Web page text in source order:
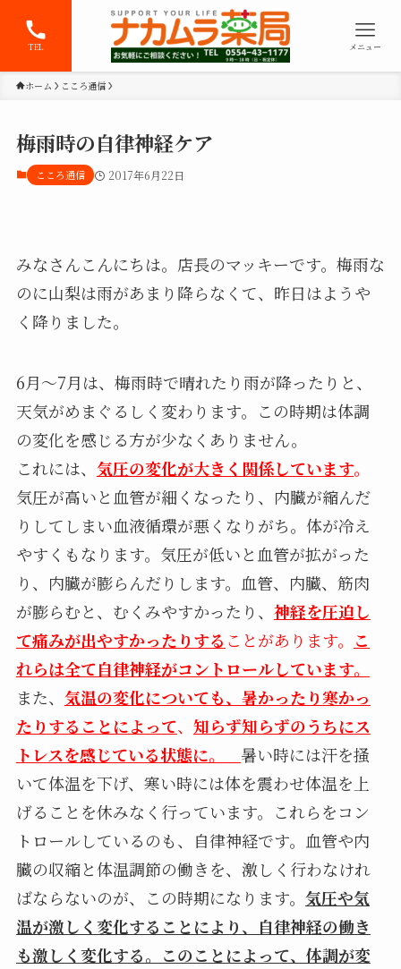
TEL メニュー
ホーム こころ通信
梅雨時の自律神経ケア
こころ通信 2017年6月22日
みなさんこんにちは。店長のマッキーです。梅雨な
のに山梨は雨があまり降らなくて、昨日はようや
く降りました。
6月～7月は、梅雨時で晴れたり雨が降ったりと、
天気がめまぐるしく変わります。この時期は体調
の変化を感じる方が少なくありません。
これには、 気圧の変化が大きく関係しています。
気圧が高いと血管が細くなったり、内臓が縮んだ
りしてしまい血液循環が悪くなりがち。体が冷え
やすくもなります。気圧が低いと血管が拡がった
り、内臓が膨らんだりします。血管、内臓、筋肉
が膨らむと、むくみやすかったり、 神経を圧迫し
て痛みが出やすかったりする ことがあります。 こ
れらは全て自律神経がコントロールしています。
また、 気温の変化についても、暑かったり寒かっ
たりすることによって、 知らず知らずのうちにス
トレスを感じている状態に。 暑い時には汗を掻
いて体温を下げ、寒い時には体を震わせ体温を上
げることを休みなく行っています。これらをコン
トロールしているのも、自律神経です。血管や内
臓の収縮と体温調節の働きを、激しく行わなけれ
ばならないのが、この時期になります。 気圧や気
温が激しく変化することにより、自律神経の働き
も激しく変化する。このことによって、体調が変